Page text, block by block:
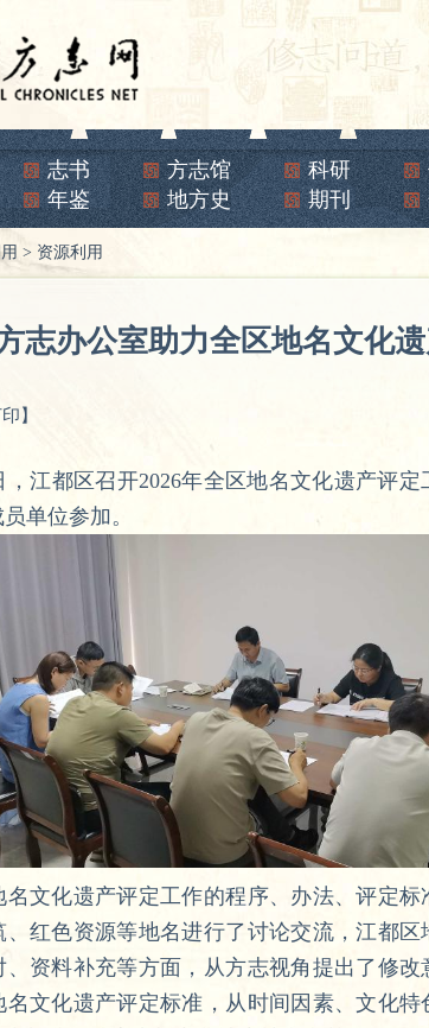
志书 方志馆 科研
年鉴 地方史 期刊
> 资源利用
志办公室助力全区地名文化
】
江都区召开2026年全区地名文化遗产评定
单位参加。
化遗产评定工作的程序、办法、评定标
、红色资源等地名进行了讨论交流，江都
、资料补充等方面，从方志视角提出了修改
文化遗产评定标准，从时间因素、文化特